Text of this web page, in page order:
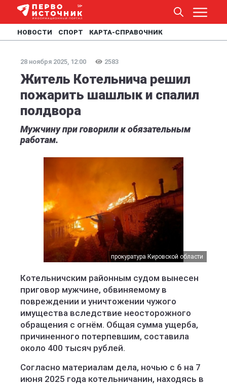
НОВОСТИ СПОРТ КАРТА-СПРАВОЧНИК
28 ноября 2025, 12:00 2583
Житель Котельнича решил
пожарить шашлык и спалил
полдвора
Мужчину при говорили к обязательным
работам.
прокуратура Кировской области
Котельничским районным судом вынесен
приговор мужчине, обвиняемому в
повреждении и уничтожении чужого
имущества вследствие неосторожного
обращения с огнём. Общая сумма ущерба,
причиненного потерпевшим, составила
около 400 тысяч рублей.
Согласно материалам дела, ночью с 6 на 7
июня 2025 года котельничанин, находясь в